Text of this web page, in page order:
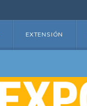
EXTENSIÓN